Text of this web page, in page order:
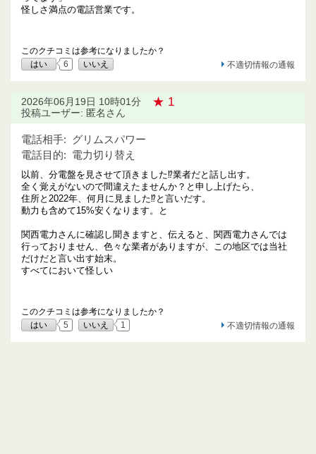
怪しさ満点の電話営業です。
このクチコミは参考になりましたか？
はい
6 いいえ 不適切情報の通報
2026年06月19日 10時01分 ★ 1
投稿ユーザー: 匿名さん
電話相手: グリムスパワー
電話目的: 電力切り替え
以前、分電盤を見させて頂きました⁉️業者だと話し出す。
全く覚えがないので間違えたませんか？と申し上げたら、
住所と2022年、何月に見ました⁉️と言いだす。
動力も含めて15%安くなります。と
関西電力さんに確認し聞きますと、伝えると、関西電力さんでは
行っておりません、色々な業者がありますが、この地区では当社
だけだと言い出す始末。
すべてにおいて怪しい
このクチコミは参考になりましたか？
はい
5 いいえ 1 不適切情報の通報